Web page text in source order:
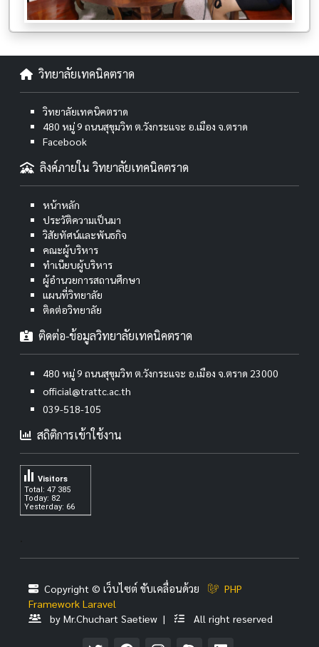
วิทยาลัยเทคนิคตราด
วิทยาลัยเทคนิคตราด
480 หมู่ 9 ถนนสุขุมวิท ต.วังกระแจะ อ.เมือง จ.ตราด
Facebook
ลิงค์ภายใน วิทยาลัยเทคนิคตราด
หน้าหลัก
ประวัติความเป็นมา
วิสัยทัศน์และพันธกิจ
คณะผู้บริหาร
ทำเนียบผู้บริหาร
ผู้อำนวยการสถานศึกษา
แผนที่วิทยาลัย
ติดต่อวิทยาลัย
ติดต่อ-ข้อมูลวิทยาลัยเทคนิคตราด
480 หมู่ 9 ถนนสุขุมวิท ต.วังกระแจะ อ.เมือง จ.ตราด 23000
official@trattc.ac.th
039-518-105
สถิติการเข้าใช้งาน
Total: 47 385
Today: 82
Yesterday: 66
Visitors
Copyright © เว็บไซต์ ขับเคลื่อนด้วย
PHP
Framework Laravel
by Mr.Chuchart Saetiew |
All right reserved